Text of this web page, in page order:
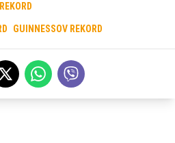
REKORD
GUINNESSOV REKORD